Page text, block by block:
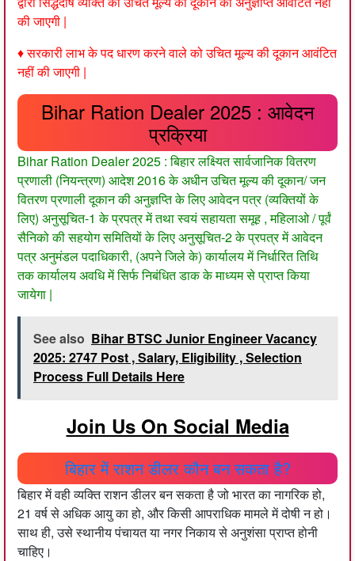
की जाएगी |
♦ सरकारी लाभ के पद धारण करने वाले को उचित मूल्य की दूकान आवंटित
नहीं की जाएगी |
Bihar Ration Dealer 2025 : आवेदन
प्रक्रिया
Bihar Ration Dealer 2025 : बिहार लक्ष्यित सार्वजानिक वितरण
प्रणाली (नियन्त्रण) आदेश 2016 के अधीन उचित मूल्य की दूकान/ जन
वितरण प्रणाली दूकान की अनुज्ञप्ति के लिए आवेदन पत्र (व्यक्तियों के
लिए) अनुसूचित-1 के प्रपत्र में तथा स्वयं सहायता समूह , महिलाओ / पूर्वं
सैनिको की सहयोग समितियों के लिए अनुसूचित-2 के प्रपत्र में आवेदन
पत्र अनुमंडल पदाधिकारी, (अपने जिले के) कार्यालय में निर्धारित तिथि
तक कार्यालय अवधि में सिर्फ निबंधित डाक के माध्यम से प्राप्त किया
जायेगा |
See also Bihar BTSC Junior Engineer Vacancy
2025: 2747 Post , Salary, Eligibility , Selection
Process Full Details Here
Join Us On Social Media
बिहार में राशन डीलर कौन बन सकता है?
बिहार में वही व्यक्ति राशन डीलर बन सकता है जो भारत का नागरिक हो,
21 वर्ष से अधिक आयु का हो, और किसी आपराधिक मामले में दोषी न हो।
साथ ही, उसे स्थानीय पंचायत या नगर निकाय से अनुशंसा प्राप्त होनी
चाहिए।